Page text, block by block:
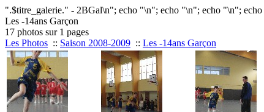
".$titre_galerie." - 2BGal\n"; echo "\n"; echo "\n"; echo "\n";
Les -14ans Garçon
17 photos sur 1 pages
Les Photos :: Saison 2008-2009 :: Les -14ans Garçon